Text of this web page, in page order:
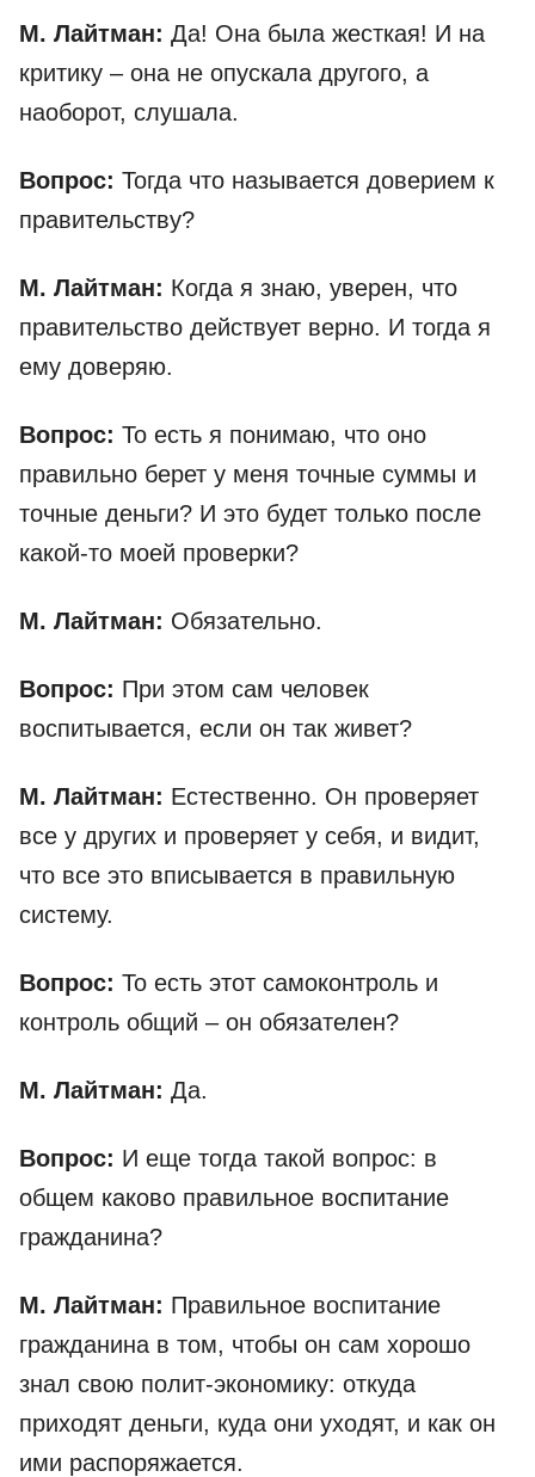
М. Лайтман: Да! Она была жесткая! И на
критику – она не опускала другого, а
наоборот, слушала.
Вопрос: Тогда что называется доверием к
правительству?
М. Лайтман: Когда я знаю, уверен, что
правительство действует верно. И тогда я
ему доверяю.
Вопрос: То есть я понимаю, что оно
правильно берет у меня точные суммы и
точные деньги? И это будет только после
какой-то моей проверки?
М. Лайтман: Обязательно.
Вопрос: При этом сам человек
воспитывается, если он так живет?
М. Лайтман: Естественно. Он проверяет
все у других и проверяет у себя, и видит,
что все это вписывается в правильную
систему.
Вопрос: То есть этот самоконтроль и
контроль общий – он обязателен?
М. Лайтман: Да.
Вопрос: И еще тогда такой вопрос: в
общем каково правильное воспитание
гражданина?
М. Лайтман: Правильное воспитание
гражданина в том, чтобы он сам хорошо
знал свою полит-экономику: откуда
приходят деньги, куда они уходят, и как он
ими распоряжается.